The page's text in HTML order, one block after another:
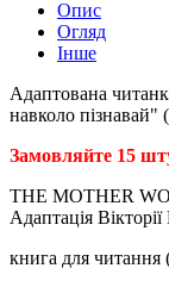
Опис
Огляд
Інше
Адаптована
навколо пізнавай"
Замовляйте 15
THE MOTHER
Адаптація Вікторії
книга для читання